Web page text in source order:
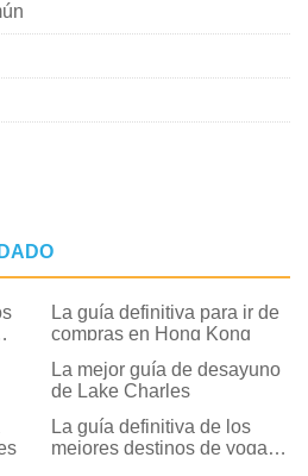
La guía definitiva para ir de
compras en Hong Kong
La mejor guía de desayuno
de Lake Charles
La guía definitiva de los
mejores destinos de yoga